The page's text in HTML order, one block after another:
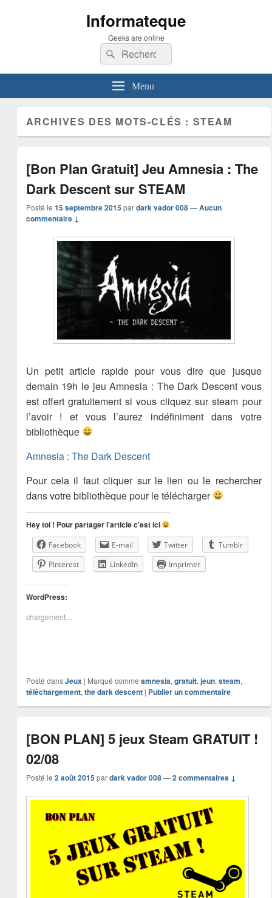
Informateque
Geeks are online
Recherche :
Rechercher
Menu
ARCHIVES DES MOTS-CLÉS : STEAM
[Bon Plan Gratuit] Jeu Amnesia : The
Dark Descent sur STEAM
Posté le 15 septembre 2015 pardark vador 008 —Aucun
commentaire ↓
Un petit article rapide pour vous dire que jusque
demain 19h le jeu Amnesia : The Dark Descent vous
est offert gratuitement si vous cliquez sur steam pour
l’avoir ! et vous l’aurez indéfiniment dans votre
bibliothèque
Amnesia : The Dark Descent
Pour cela il faut cliquer sur le lien ou le rechercher
dans votre bibliothèque pour le télécharger
Hey toi ! Pour partager l'article c'est ici
Facebook E-mail Twitter
Tumblr
Pinterest
LinkedIn Imprimer
WordPress:
chargement…
Posté dans Jeux | Marqué comme amnesia, gratuit, jeun, steam,
téléchargement, the dark descent | Publier un commentaire
[BON PLAN] 5 jeux Steam GRATUIT !
02/08
Posté le 2 août 2015 pardark vador 008 —2 commentaires ↓